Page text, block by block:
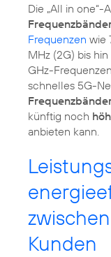
Die „All in
Frequenzen wie
MHz (2G) bis
GHz-
schnelles 5G-
künftig noch
anbieten kann.
Kunden